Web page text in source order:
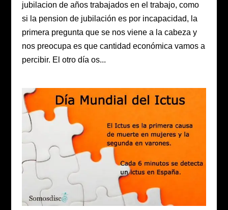
jubilacion de años trabajados en el trabajo, como
si la pension de jubilación es por incapacidad, la
primera pregunta que se nos viene a la cabeza y
nos preocupa es que cantidad económica vamos a
percibir. El otro día os...